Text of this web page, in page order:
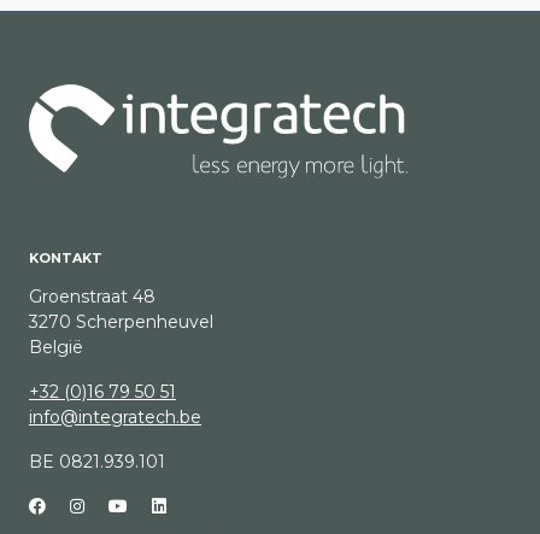
KONTAKT
Groenstraat 48
3270 Scherpenheuvel
België
+32 (0)16 79 50 51
info@integratech.be
BE 0821.939.101